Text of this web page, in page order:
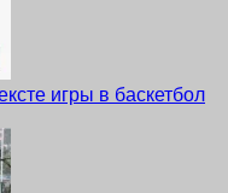
игры в баскетбол